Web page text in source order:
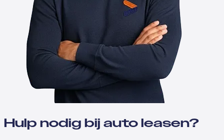
Hulp nodig bij auto leasen?